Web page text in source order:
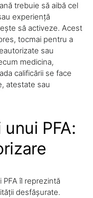
trebuie să aibă cel
experiență
să activeze. Acest
tocmai pentru a
sau
medicina,
calificării se face
atestate sau
PFA:
îl reprezintă
desfășurate.